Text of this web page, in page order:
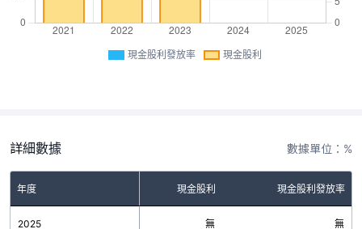
現金股利發放率 現金股利
詳細數據 數據單位：%
年度 現金股利 現金股利發放率
2025 無 無